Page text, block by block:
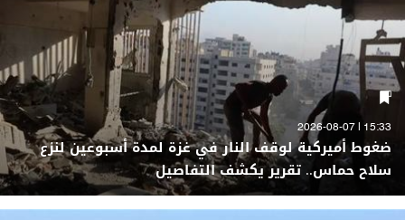
15:33 | 2026-08-07
ضغوط أميركية لوقف النار في غزة لمدة أسبوعين لنزع
سلاح حماس.. تقرير يكشف التفاصيل